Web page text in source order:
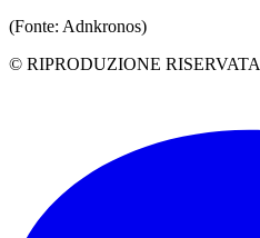
(Fonte: Adnkronos)
© RIPRODUZIONE RISERVATA